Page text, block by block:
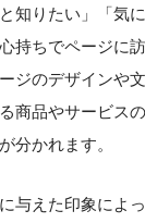
知りたい」「気
持ちでページに
ジのデザインや
商品やサービス
分かれます。
与えた印象によっ